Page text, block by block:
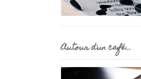
Autour d'un café...